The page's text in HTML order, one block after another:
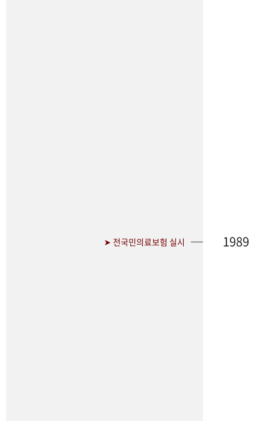
➤ 전국민의료보험 실시 1989